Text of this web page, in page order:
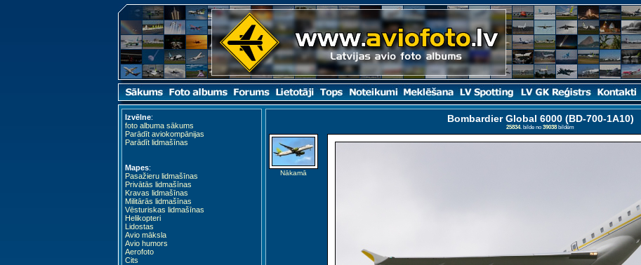
Izvēlne:
foto albuma sākums
Parādīt aviokompānijas
Parādīt lidmašīnas
Mapes:
Pasažieru lidmašīnas
Privātās lidmašīnas
Kravas lidmašīnas
Militārās lidmašīnas
Vēsturiskas lidmašīnas
Helikopteri
Lidostas
Avio māksla
Avio humors
Aerofoto
Cits
Bombardier Global 6000 (BD-700-1A10)
25834. bilde no 39038bildēm
Nākamā